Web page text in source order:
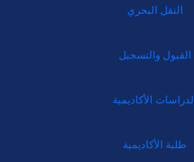
النقل البحري
القبول والتسجيل
الأكاديمية
طلبة الأكاديمية